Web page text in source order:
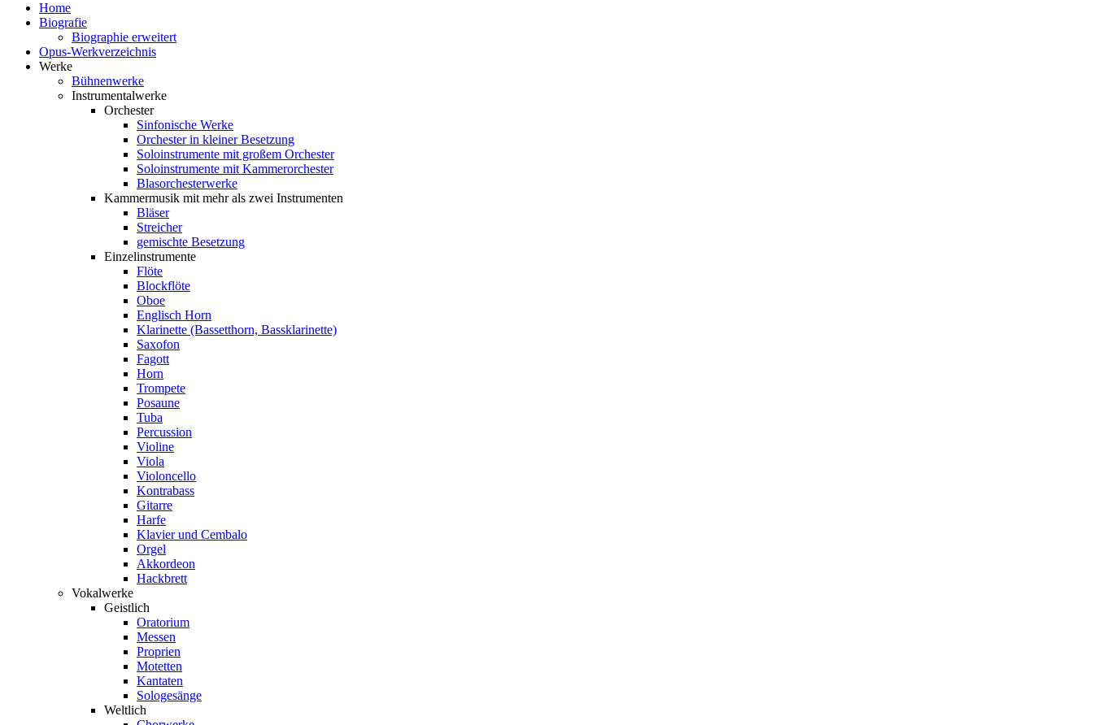
Home
Biografie
Biographie erweitert
Opus-Werkverzeichnis
Werke
Bühnenwerke
Instrumentalwerke
Orchester
Sinfonische Werke
Orchester in kleiner Besetzung
Soloinstrumente mit großem Orchester
Soloinstrumente mit Kammerorchester
Blasorchesterwerke
Kammermusik mit mehr als zwei Instrumenten
Bläser
Streicher
gemischte Besetzung
Einzelinstrumente
Flöte
Blockflöte
Oboe
Englisch Horn
Klarinette (Bassetthorn, Bassklarinette)
Saxofon
Fagott
Horn
Trompete
Posaune
Tuba
Percussion
Violine
Viola
Violoncello
Kontrabass
Gitarre
Harfe
Klavier und Cembalo
Orgel
Akkordeon
Hackbrett
Vokalwerke
Geistlich
Oratorium
Messen
Proprien
Motetten
Kantaten
Sologesänge
Weltlich